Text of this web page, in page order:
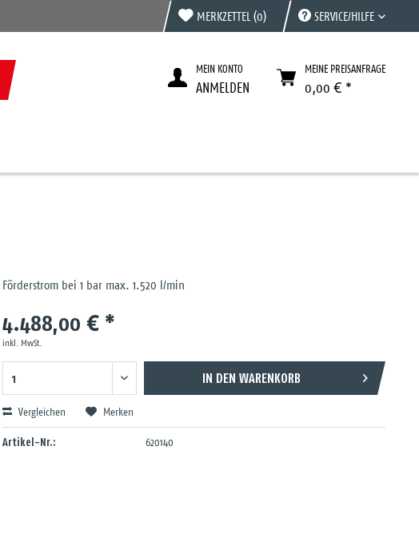
MERKZETTEL (0) SERVICE/HILFE
MEIN KONTO
ANMELDEN
MEINE PREISANFRAGE
0,00 € *
Förderstrom bei 1 bar max. 1.520 l/min
4.488,00 € *
inkl. MwSt.
IN DEN WARENKORB
Vergleichen Merken
Artikel-Nr.: 620140